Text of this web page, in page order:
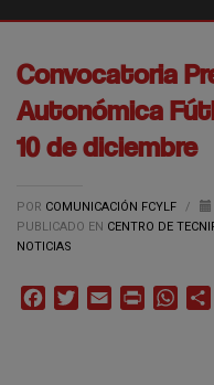
Convocatoria
Autonómica
10 de diciembre
POR COMUNICACIÓN FCYLF /
PUBLICADO EN CENTRO DE
NOTICIAS
FacebookTwitterEmail Print